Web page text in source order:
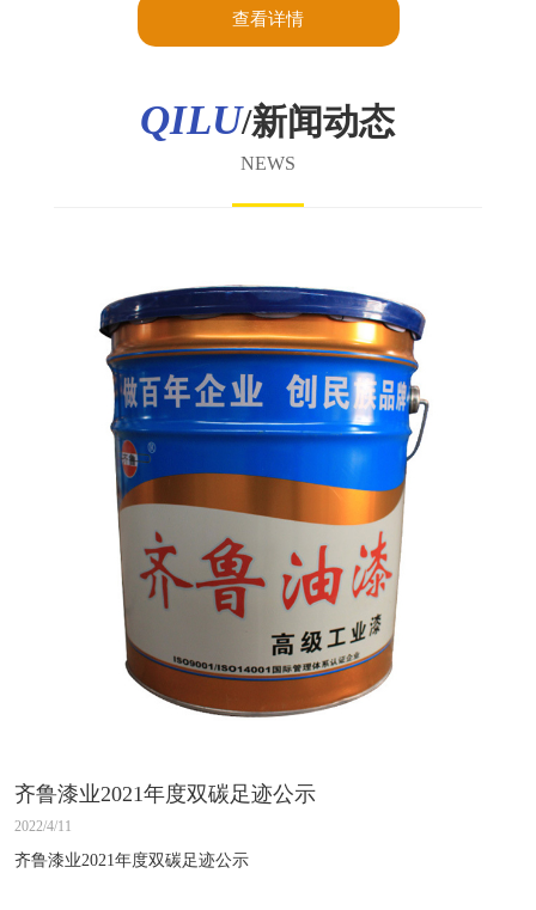
查看详情
QILU/新闻动态
NEWS
齐鲁漆业2021年度双碳足迹公示
2022/4/11
齐鲁漆业2021年度双碳足迹公示